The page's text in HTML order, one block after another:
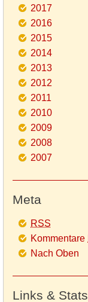
2017
2016
2015
2014
2013
2012
2011
2010
2009
2008
2007
Meta
RSS
Kommentare
Nach Oben
Links & Stats